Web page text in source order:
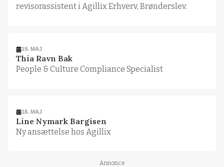
revisorassistent i Agillix Erhverv, Brønderslev.
19. MAJ
Thia Ravn Bak
People & Culture Compliance Specialist
18. MAJ
Line Nymark Bargisen
Ny ansættelse hos Agillix
Annonce